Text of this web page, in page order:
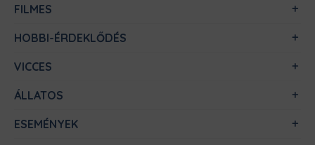
FILMES
HOBBI-ÉRDEKLŐDÉS
VICCES
ÁLLATOS
ESEMÉNYEK